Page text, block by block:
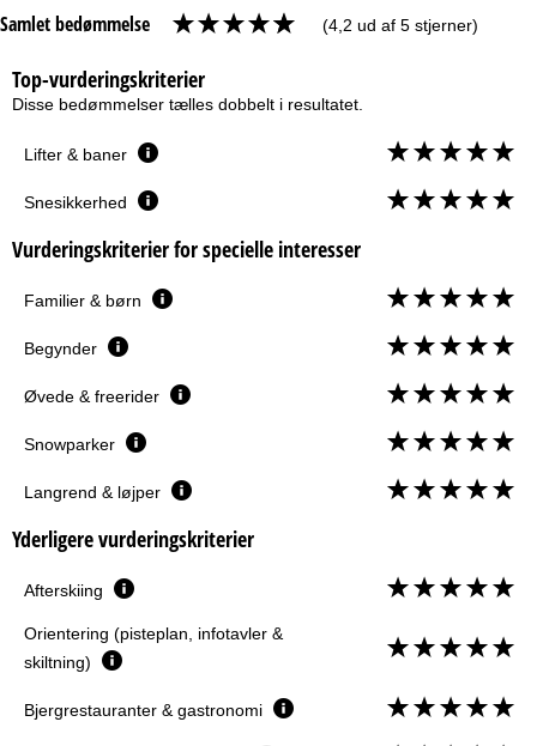
Samlet bedømmelse (4,2 ud af 5 stjerner)
Top-vurderingskriterier
Disse bedømmelser tælles dobbelt i resultatet.
Lifter & baner
Snesikkerhed
Vurderingskriterier for specielle interesser
Familier & børn
Begynder
Øvede & freerider
Snowparker
Langrend & løjper
Yderligere vurderingskriterier
Afterskiing
Orientering (pisteplan, infotavler &
skiltning)
Bjergrestauranter & gastronomi